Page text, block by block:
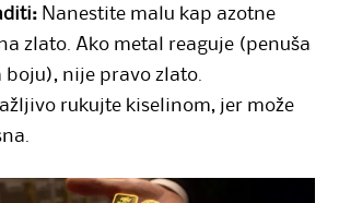
Nanestite malu kap azotne
zlato. Ako metal reaguje (penuša
boju), nije pravo zlato.
rukujte kiselinom, jer može